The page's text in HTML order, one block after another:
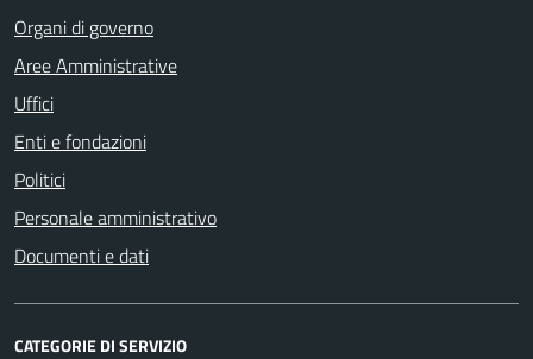
Organi di governo
Aree Amministrative
Uffici
Enti e fondazioni
Politici
Personale amministrativo
Documenti e dati
CATEGORIE DI SERVIZIO